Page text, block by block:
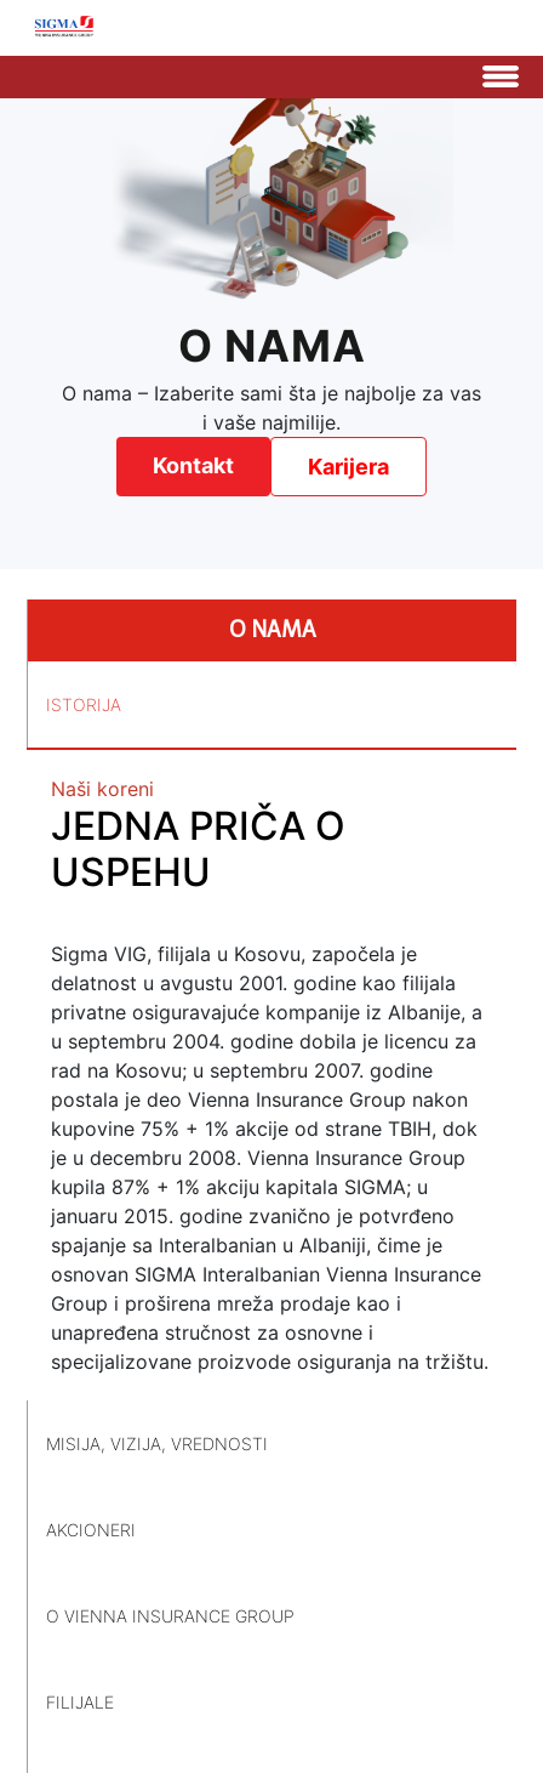
O NAMA
O nama – Izaberite sami šta je najbolje za vas
i vaše najmilije.
Kontakt Karijera
O NAMA
ISTORIJA
Naši koreni
JEDNA PRIČA O
USPEHU
Sigma VIG, filijala u Kosovu, započela je
delatnost u avgustu 2001. godine kao filijala
privatne osiguravajuće kompanije iz Albanije, a
u septembru 2004. godine dobila je licencu za
rad na Kosovu; u septembru 2007. godine
postala je deo Vienna Insurance Group nakon
kupovine 75% + 1% akcije od strane TBIH, dok
je u decembru 2008. Vienna Insurance Group
kupila 87% + 1% akciju kapitala SIGMA; u
januaru 2015. godine zvanično je potvrđeno
spajanje sa Interalbanian u Albaniji, čime je
osnovan SIGMA Interalbanian Vienna Insurance
Group i proširena mreža prodaje kao i
unapređena stručnost za osnovne i
specijalizovane proizvode osiguranja na tržištu.
MISIJA, VIZIJA, VREDNOSTI
AKCIONERI
O VIENNA INSURANCE GROUP
FILIJALE